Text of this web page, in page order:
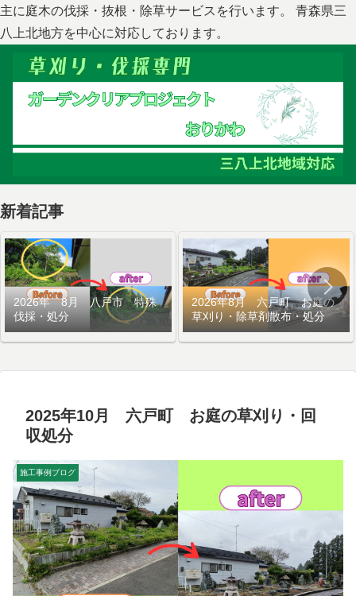
主に庭木の伐採・抜根・除草サービスを行います。 青森県三
八上北地方を中心に対応しております。
新着記事
2026年 8月 八戸市 特殊
伐採・処分
2026年8月 六戸町 お庭の
草刈り・除草剤散布・処分
2025年10月 六戸町 お庭の草刈り・回
収処分
施工事例ブログ